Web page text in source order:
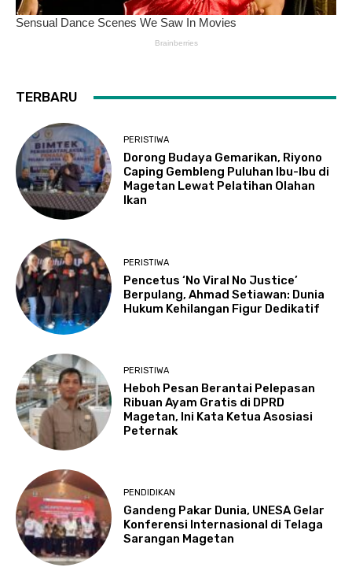
TERBARU
PERISTIWA
Dorong Budaya Gemarikan, Riyono
Caping Gembleng Puluhan Ibu-Ibu di
Magetan Lewat Pelatihan Olahan
Ikan
PERISTIWA
Pencetus ‘No Viral No Justice’
Berpulang, Ahmad Setiawan: Dunia
Hukum Kehilangan Figur Dedikatif
PERISTIWA
Heboh Pesan Berantai Pelepasan
Ribuan Ayam Gratis di DPRD
Magetan, Ini Kata Ketua Asosiasi
Peternak
PENDIDIKAN
Gandeng Pakar Dunia, UNESA Gelar
Konferensi Internasional di Telaga
Sarangan Magetan